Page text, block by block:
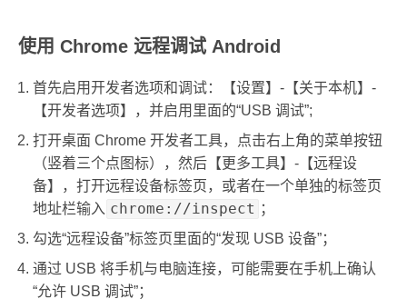
使用 Chrome 远程调试 Android
首先启用开发者选项和调试：【设置】-【关于本机】-
【开发者选项】，并启用里面的“USB 调试”;
打开桌面 Chrome 开发者工具，点击右上角的菜单按钮
（竖着三个点图标），然后【更多工具】-【远程设
备】，打开远程设备标签页，或者在一个单独的标签页
地址栏输入 chrome://inspect ；
勾选“远程设备”标签页里面的“发现 USB 设备”；
通过 USB 将手机与电脑连接，可能需要在手机上确认
“允许 USB 调试”；